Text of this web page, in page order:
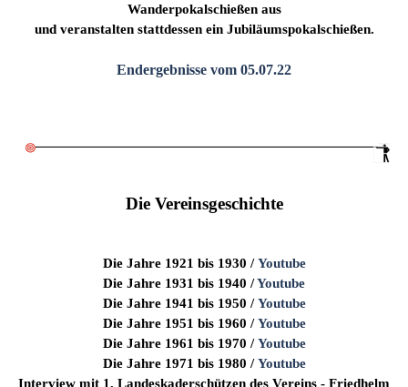
Wanderpokalschießen aus
und veranstalten stattdessen ein Jubiläumspokalschießen.
Endergebnisse vom 05.07.22
Die Vereinsgeschichte
Die Jahre 1921 bis 1930 /Youtube
Die Jahre 1931 bis 1940 /Youtube
Die Jahre 1941 bis 1950 /Youtube
Die Jahre 1951 bis 1960 /Youtube
Die Jahre 1961 bis 1970 /Youtube
Die Jahre 1971 bis 1980 / Youtube
Interview mit 1. Landeskaderschützen des Vereins - Friedhelm